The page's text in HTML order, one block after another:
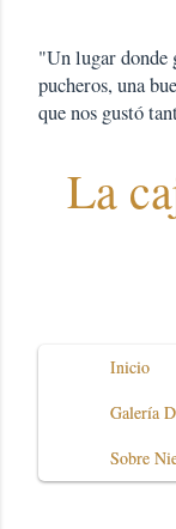
"Un lugar donde
pucheros, una
que nos gustó
La
Inicio
Galería
Sobre